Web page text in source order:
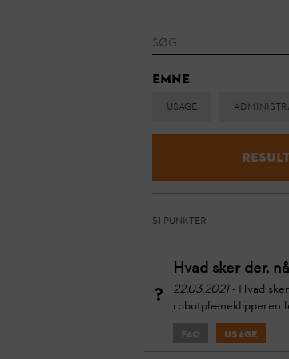
Emne
Usage
51 punkter
Hvad sker der,
22.03.2021- Hvad
robotplæneklipperen
FAQ Usage